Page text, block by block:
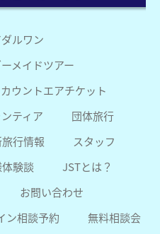
ルワン
メイドツアー
ウントエアチケット
ティア
団体旅行
行情報
スタッフ
験談
JSTとは？
お問い合わせ
ン相談予約
無料相談会